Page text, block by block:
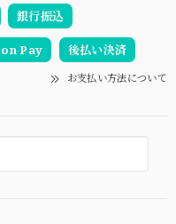
銀行振込
Pay 後払い決済
お支払い方法について